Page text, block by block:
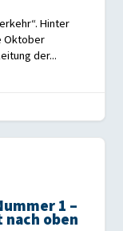
Hinter
Oktober
der...
1 –
oben